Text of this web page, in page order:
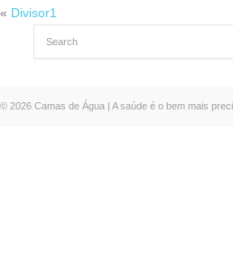
« Divisor1
© 2026 Camas de Água | A saúde é o bem mais